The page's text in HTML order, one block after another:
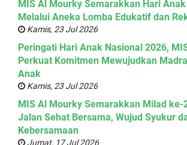
MIS Al Mourky Semarakkan Hari
Melalui Aneka Lomba Edukatif dan
Kamis, 23 Jul 2026
Peringati Hari Anak Nasional 2026,
Perkuat Komitmen Mewujudkan
Anak
Kamis, 23 Jul 2026
MIS Al Mourky Semarakkan Milad ke-
Jalan Sehat Bersama, Wujud Syukur
Kebersamaan
Jumat, 17 Jul 2026